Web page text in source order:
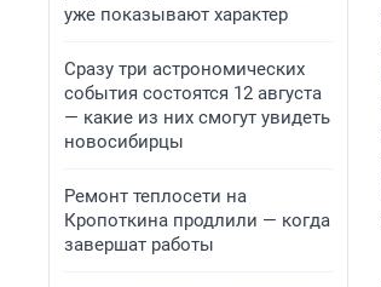
уже показывают характер
Сразу три астрономических
события состоятся 12 августа
— какие из них смогут увидеть
новосибирцы
Ремонт теплосети на
Кропоткина продлили — когда
завершат работы